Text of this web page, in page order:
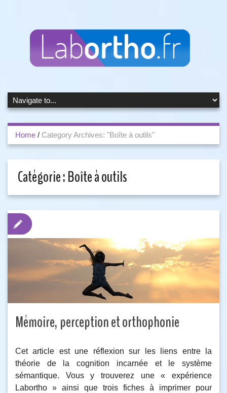
Home / Category Archives: "Boîte à outils"
Catégorie :Boîte à outils
Mémoire, perception et orthophonie
Cet article est une réflexion sur les liens entre la
théorie de la cognition incarnée et le système
sémantique. Vous y trouverez une « expérience
Labortho » ainsi que trois fiches à imprimer pour